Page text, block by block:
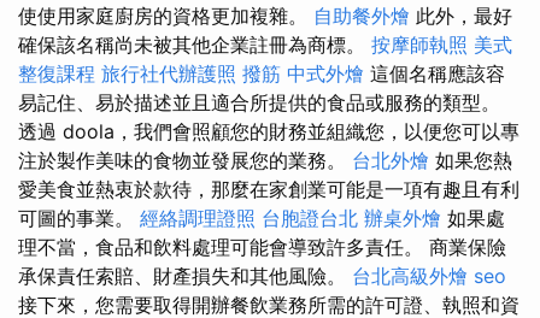
使使用家庭廚房的資格更加複雜。 自助餐外燴 此外，最好
確保該名稱尚未被其他企業註冊為商標。 按摩師執照 美式
整復課程 旅行社代辦護照 撥筋 中式外燴 這個名稱應該容
易記住、易於描述並且適合所提供的食品或服務的類型。
透過 doola，我們會照顧您的財務並組織您，以便您可以專
注於製作美味的食物並發展您的業務。 台北外燴 如果您熱
愛美食並熱衷於款待，那麼在家創業可能是一項有趣且有利
可圖的事業。 經絡調理證照 台胞證台北 辦桌外燴 如果處
理不當，食品和飲料處理可能會導致許多責任。 商業保險
承保責任索賠、財產損失和其他風險。 台北高級外燴 seo
接下來，您需要取得開辦餐飲業務所需的許可證、執照和資